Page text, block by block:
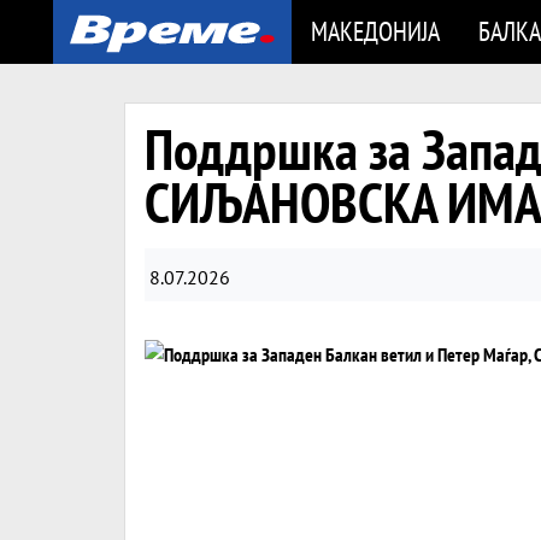
МАКЕДОНИЈА
Поддршка за
СИЉАНОВСКА
8.07.2026